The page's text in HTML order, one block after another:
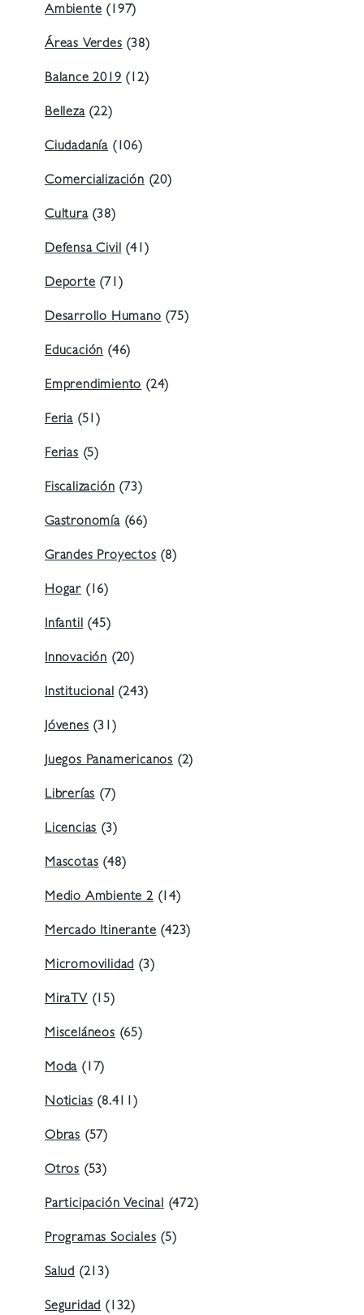
Ambiente (197)
Áreas Verdes (38)
Balance 2019 (12)
Belleza(22)
Ciudadanía (106)
Comercialización (20)
Cultura(38)
Defensa Civil (41)
Deporte (71)
Desarrollo Humano (75)
Educación (46)
Emprendimiento (24)
Feria (51)
Ferias (5)
Fiscalización (73)
Gastronomía(66)
Grandes Proyectos (8)
Hogar (16)
Infantil (45)
Innovación (20)
Institucional (243)
Jóvenes (31)
Juegos Panamericanos (2)
Librerías (7)
Licencias (3)
Mascotas (48)
Medio Ambiente 2(14)
Mercado Itinerante (423)
Micromovilidad (3)
MiraTV (15)
Misceláneos (65)
Moda (17)
Noticias (8.411)
Obras (57)
Otros (53)
Participación Vecinal (472)
Programas Sociales (5)
Salud (213)
Seguridad (132)